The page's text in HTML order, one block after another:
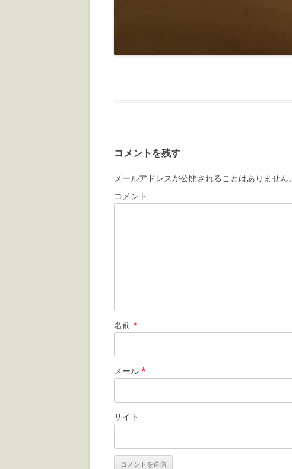
コメントを残す
メールアドレスが公開されることはありません。
コメント
名前 *
メール *
サイト